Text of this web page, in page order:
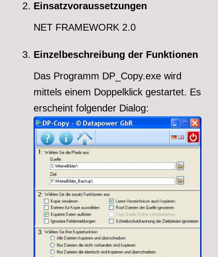
Einsatzvoraussetzungen
NET FRAMEWORK 2.0
Einzelbeschreibung der Funktionen
Das Programm DP_Copy.exe wird
mittels einem Doppelklick gestartet. Es
erscheint folgender Dialog: